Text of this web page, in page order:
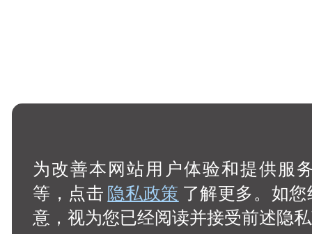
为改善本网站用户体验和提供服
等，点击隐私政策 了解更多。如
意，视为您已经阅读并接受前述隐